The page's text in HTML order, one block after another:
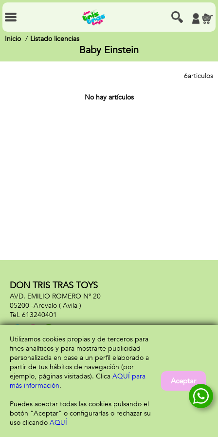
Inicio Listado licencias
Baby Einstein
6articulos
No hay artículos
Filtrar
DON TRIS TRAS TOYS
AVD. EMILIO ROMERO Nº 20
05200 -Arevalo ( Avila )
613240401
Información
Aviso legal
Política de privacidad
Política de cookies
Atención al cliente
Envío y devolución
Utilizamos cookies propias y de terceros para
fines analíticos y para mostrarte publicidad
personalizada en base a un perfil elaborado a
partir de tus hábitos de navegación (por
ejemplo, páginas visitadas). Clica AQUÍ para
más información.
Puedes aceptar todas las cookies pulsando el
botón “Aceptar” o configurarlas o rechazar su
uso clicando AQUÍ
Aceptar